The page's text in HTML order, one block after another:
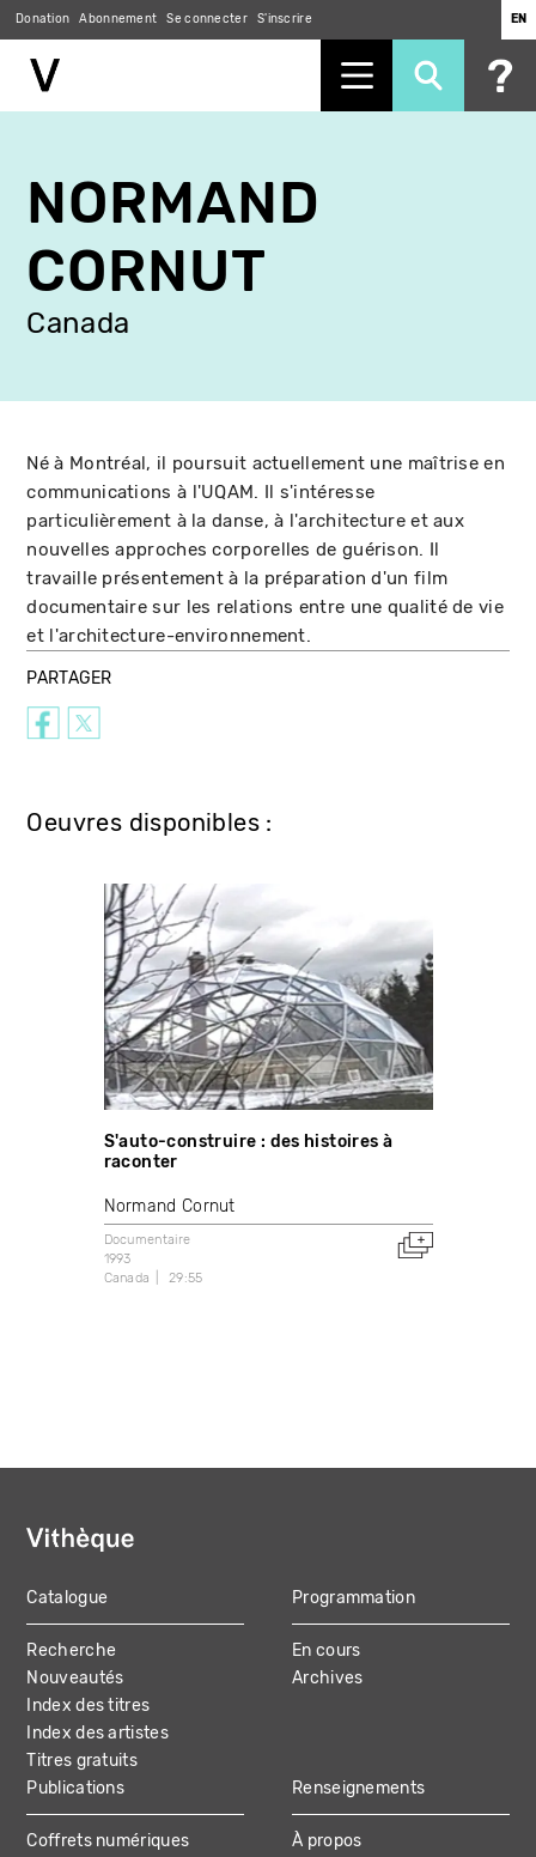
contenu
principal
Donation Abonnement Se connecter S'inscrire EN
NORMAND
CORNUT
Canada
Né à Montréal, il poursuit actuellement une maîtrise en
communications à l'UQAM. Il s'intéresse
particulièrement à la danse, à l'architecture et aux
nouvelles approches corporelles de guérison. Il
travaille présentement à la préparation d'un film
documentaire sur les relations entre une qualité de vie
et l'architecture-environnement.
PARTAGER
Oeuvres disponibles :
S'auto-construire : des histoires à
raconter
Normand Cornut
Documentaire
1993
Canada
29:55
MAIN
NAVIGATION
Catalogue
Recherche
Nouveautés
Index des titres
Index des artistes
Titres gratuits
Programmation
En cours
Archives
Publications
Coffrets numériques
Renseignements
À propos